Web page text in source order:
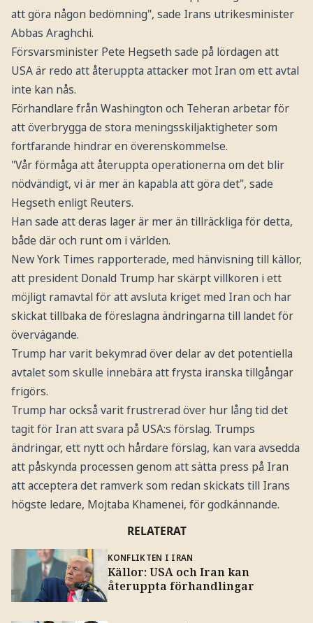
att göra någon bedömning", sade Irans utrikesminister
Abbas Araghchi.
Försvarsminister Pete Hegseth sade på lördagen att
USA är redo att återuppta attacker mot Iran om ett avtal
inte kan nås.
Förhandlare från Washington och Teheran arbetar för
att överbrygga de stora meningsskiljaktigheter som
fortfarande hindrar en överenskommelse.
"Vår förmåga att återuppta operationerna om det blir
nödvändigt, vi är mer än kapabla att göra det", sade
Hegseth enligt Reuters.
Han sade att deras lager är mer än tillräckliga för detta,
både där och runt om i världen.
New York Times rapporterade, med hänvisning till källor,
att president Donald Trump har skärpt villkoren i ett
möjligt ramavtal för att avsluta kriget med Iran och har
skickat tillbaka de föreslagna ändringarna till landet för
övervägande.
Trump har varit bekymrad över delar av det potentiella
avtalet som skulle innebära att frysta iranska tillgångar
frigörs.
Trump har också varit frustrerad över hur lång tid det
tagit för Iran att svara på USA:s förslag. Trumps
ändringar, ett nytt och hårdare förslag, kan vara avsedda
att påskynda processen genom att sätta press på Iran
att acceptera det ramverk som redan skickats till Irans
högste ledare, Mojtaba Khamenei, för godkännande.
RELATERAT
KONFLIKTEN I IRAN
Källor: USA och Iran kan
återuppta förhandlingar